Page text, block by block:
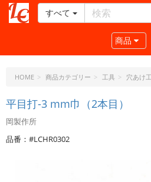
ー
ラ
ト・
ド
ッ
ト・
すべて
Toggle
商品
HOME 商品カテゴリー 工具 穴あけ
平目打-3 mm巾（2本目）
岡製作所
品番：#LCHR0302